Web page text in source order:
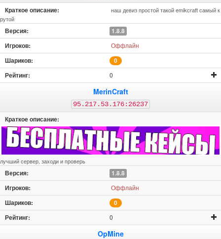
наш девиз простой такой emikcraft самый к
рутой
1.8.8
Оффлайн
0
0
MerinCraft
95.217.53.176:26237
лучший сервер, заходи и проверь
1.8.8
Оффлайн
0
0
OpMine